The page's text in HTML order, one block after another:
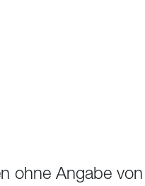
ohne Angabe